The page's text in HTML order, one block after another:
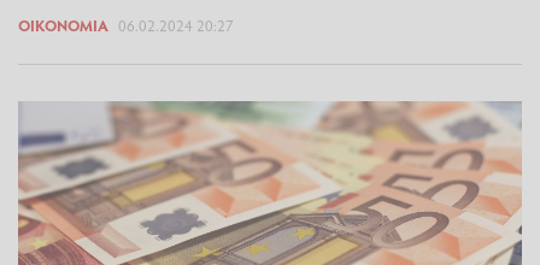
ΟΙΚΟΝΟΜΊΑ 06.02.2024 20:27